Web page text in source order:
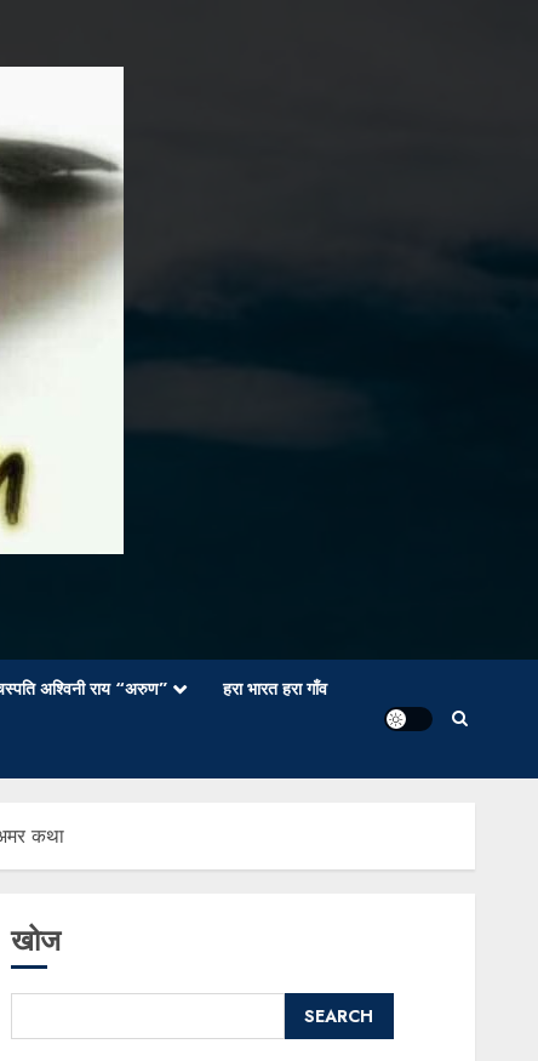
अश्विनी राय “अरुण” हरा भारत हरा गाँव
कथा
खोज
SEARCH